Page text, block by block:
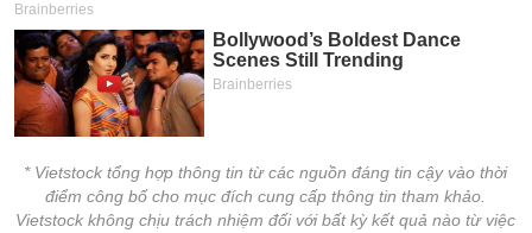
* Vietstock tổng hợp thông tin từ các nguồn đáng tin cậy vào thời
điểm công bố cho mục đích cung cấp thông tin tham khảo.
Vietstock không chịu trách nhiệm đối với bất kỳ kết quả nào từ việc